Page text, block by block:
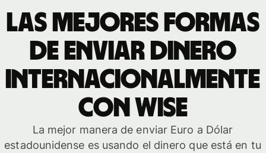
Las mejores formas
de enviar dinero
internacionalmente
con Wise
La mejor manera de enviar Euro a Dólar
estadounidense es usando el dinero que está en tu